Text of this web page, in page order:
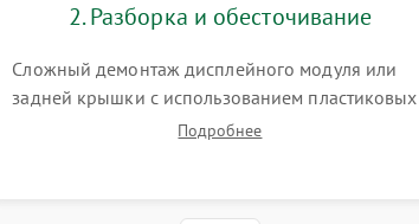
2. Разборка и обесточивание
Сложный демонтаж дисплейного модуля или
задней крышки с использованием пластиковых
лопаток. Обязательное отключение шлейфов
Подробнее